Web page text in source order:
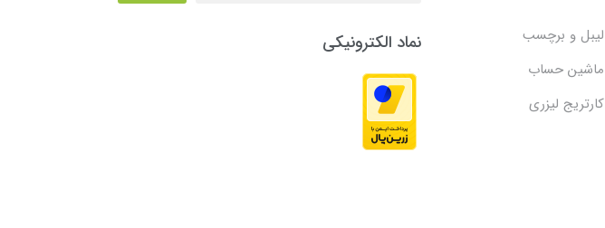
لیبل و برچسب
ماشین حساب
کارتریج لیزری
نماد الکترونیکی